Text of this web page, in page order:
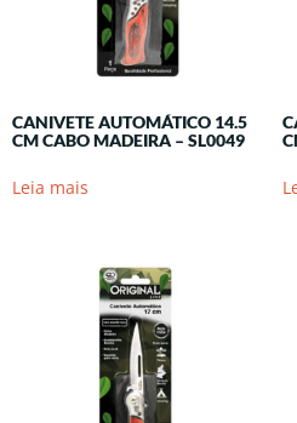
CANIVETE AUTOMÁTICO 14.5
CM CABO MADEIRA – SL0049
Leia mais